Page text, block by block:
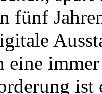
fünf
eine
ist